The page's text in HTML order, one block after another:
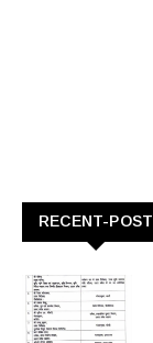
RECENT-POST